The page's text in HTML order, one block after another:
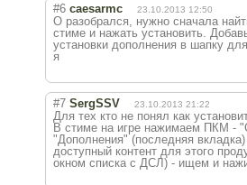
#6 caesarmc 23.10.2013 12:50
О разобрался, нужно сначала
стиме и нажать установить.
установки дополнения в шапку
я
#7 SergSSV 23.10.2013 21:22
Для тех кто не понял как
В стиме на игре нажимаем ПКМ -
"Дополнения" (последняя
доступный контент для этого
окном списка с ДСЛ) - ищем и